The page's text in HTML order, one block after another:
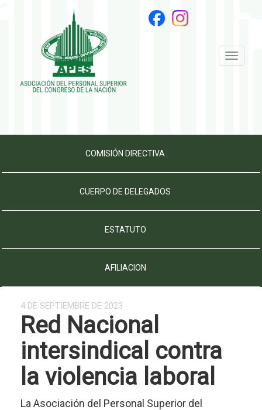
Toggle
COMISIÓN DIRECTIVA
CUERPO DE DELEGADOS
ESTATUTO
AFILIACION
4 DE SEPTIEMBRE DE 2023
Red Nacional
intersindical contra
la violencia laboral
La Asociación del Personal Superior del